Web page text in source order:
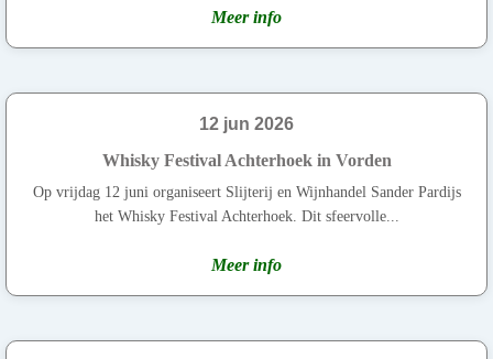
Meer info
12 jun 2026
Whisky Festival Achterhoek in Vorden
Op vrijdag 12 juni organiseert Slijterij en Wijnhandel Sander Pardijs
het Whisky Festival Achterhoek. Dit sfeervolle...
Meer info